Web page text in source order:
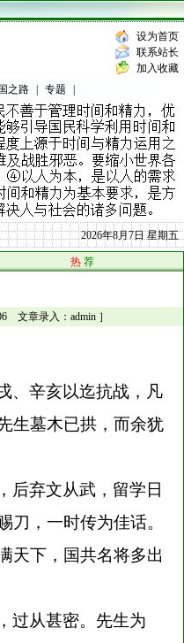
设为首页
联系站长
加入收藏
之路 专题
2026年8月7日 星期五
热 荐
文章录入：admin ］
、辛亥以迄抗战，凡
生墓木已拱，而余犹
后弃文从武，留学日
，一时传为佳话。
天下，国共名将多出
过从甚密。先生为